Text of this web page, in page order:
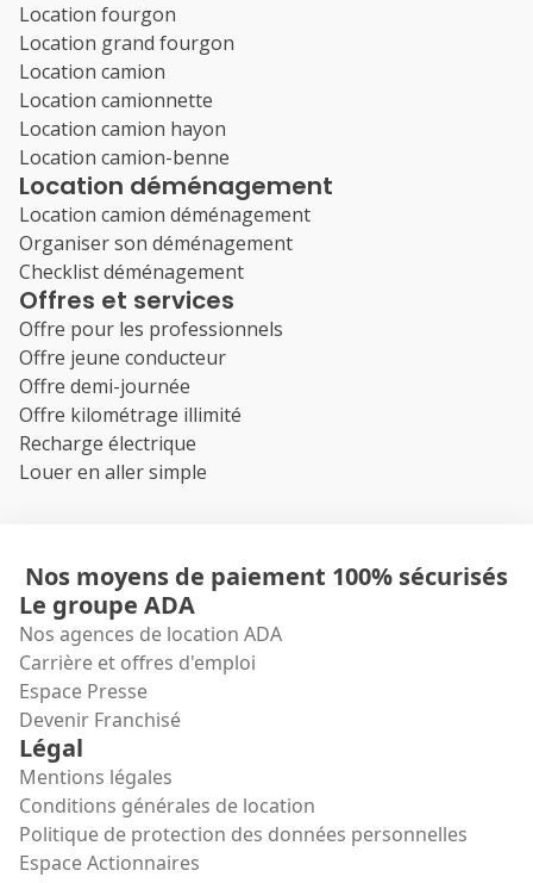
Location fourgon
Location grand fourgon
Location camion
Location camionnette
Location camion hayon
Location camion-benne
Location déménagement
Location camion déménagement
Organiser son déménagement
Checklist déménagement
Offres et services
Offre pour les professionnels
Offre jeune conducteur
Offre demi-journée
Offre kilométrage illimité
Recharge électrique
Louer en aller simple
Nos moyens de paiement 100% sécurisés
Le groupe ADA
Nos agences de location ADA
Carrière et offres d'emploi
Espace Presse
Devenir Franchisé
Légal
Mentions légales
Conditions générales de location
Politique de protection des données personnelles
Espace Actionnaires